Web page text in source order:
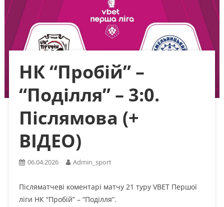
НК “Пробій” –
“Поділля” – 3:0.
Післямова (+
ВІДЕО)
06.04.2026 Admin_sport
Післяматчеві коментарі матчу 21 туру VBET Першої
ліги НК “Пробій” – “Поділля”.